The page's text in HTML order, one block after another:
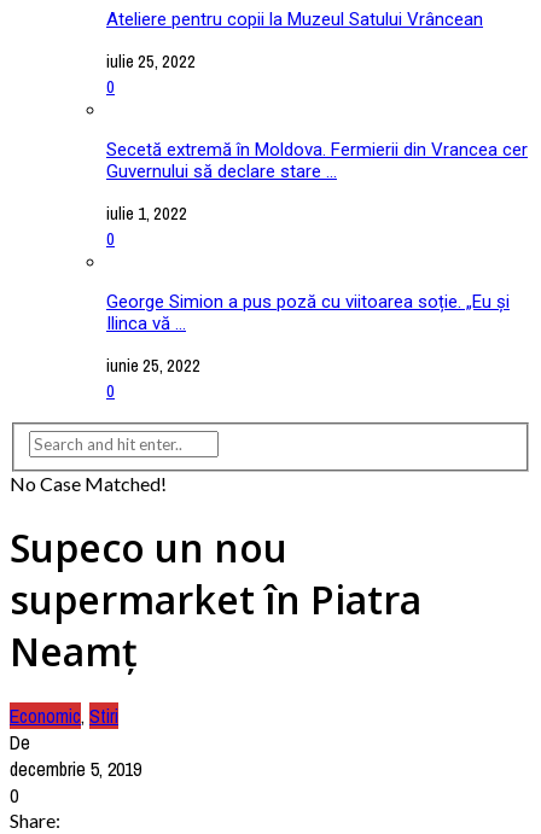
Ateliere pentru copii la Muzeul Satului Vrâncean
iulie 25, 2022
0
Secetă extremă în Moldova. Fermierii din Vrancea cer
Guvernului să declare stare ...
iulie 1, 2022
0
George Simion a pus poză cu viitoarea soție. „Eu și
Ilinca vă ...
iunie 25, 2022
0
No Case Matched!
Supeco un nou
supermarket în Piatra
Neamț
Economic, Stiri
De
decembrie 5, 2019
0
Share: